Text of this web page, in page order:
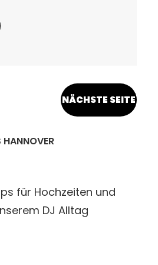
NÄCHSTE SEITE
HANNOVER
für Hochzeiten und
DJ Alltag